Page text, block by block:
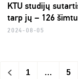
KTU studijų
tarp jų – 126
2024-08-05
< 1 … 5